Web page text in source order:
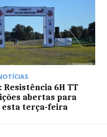
6H TT
abertas para
esta terça-feira